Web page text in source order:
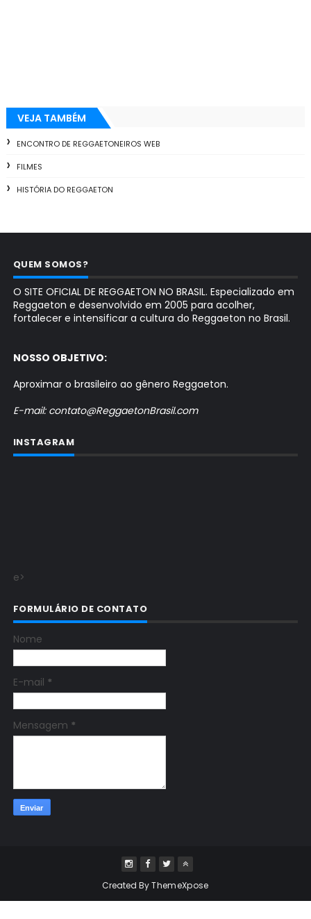
VEJA TAMBÉM
ENCONTRO DE REGGAETONEIROS WEB
FILMES
HISTÓRIA DO REGGAETON
QUEM SOMOS?
O SITE OFICIAL DE REGGAETON NO BRASIL. Especializado em
Reggaeton e desenvolvido em 2005 para acolher,
fortalecer e intensificar a cultura do Reggaeton no Brasil.
NOSSO OBJETIVO:
Aproximar o brasileiro ao gênero Reggaeton.
E-mail: contato@ReggaetonBrasil.com
INSTAGRAM
e>
FORMULÁRIO DE CONTATO
Nome
E-mail *
Mensagem *
Created ByThemeXpose